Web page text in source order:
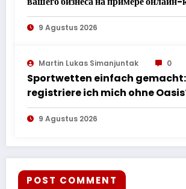
Вулкан
9 Agustus 2026
Martin Lukas Simanjuntak 0
Sportwetten einfach
registriere ich mich ohne
9 Agustus 2026
POST COMMENT